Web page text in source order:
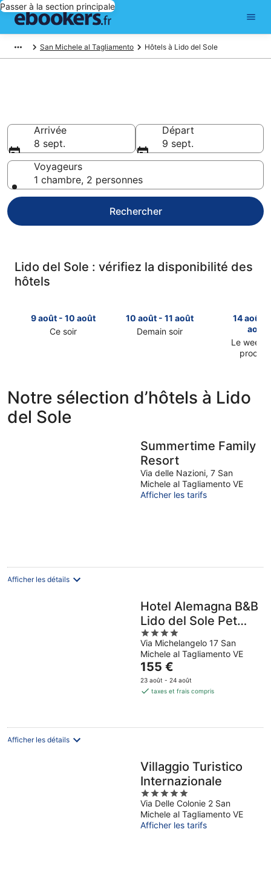
Passer à la section principale
San Michele al Tagliamento Hôtels à Lido del Sole
Arrivée
8 sept.
Départ
9 sept.
Voyageurs
1 chambre, 2 personnes
Rechercher
Lido del Sole : vérifiez la disponibilité des
hôtels
9 août - 10 août
Ce soir
Lido
del
Sole
pour
10 août - 11 août
Demain soir
Lido
del
demain
soir,
août
14 août -
août
Le week-
prix
à
pour
week-
end
Notre sélection d’hôtels à Lido
del Sole
Summertime Family
Resort
Via delle Nazioni, 7 San
Michele al Tagliamento VE
Afficher les tarifs
Afficher les détails
Hotel Alemagna B&B
Lido del Sole Pet
Friendly
4
out
of
5
Via Michelangelo 17 San
Michele al Tagliamento VE
Le
prix
est
par
155 €
23 août - 24 août
taxes et frais compris
Afficher les détails
Villaggio Turistico
Internazionale
5
out
of
5
Via Delle Colonie 2 San
Michele al Tagliamento VE
Afficher les tarifs